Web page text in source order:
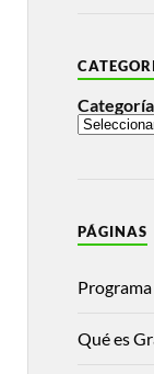
PÁGINAS
Qué es